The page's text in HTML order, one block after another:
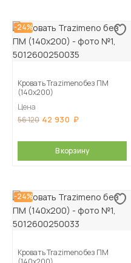
-24%
Кровать Trazimeno без ПМ
(140х200)
Цена
56 120 42 930
В корзину
-24%
Кровать Trazimeno без ПМ